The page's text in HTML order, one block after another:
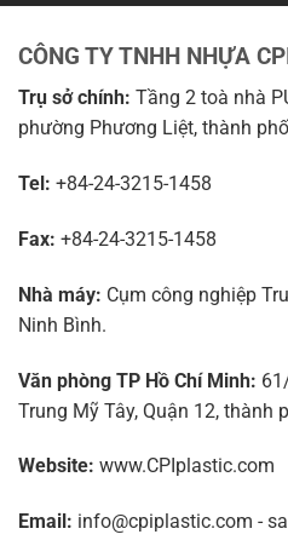
CÔNG TY TNHH NHỰA
Trụ sở chính: Tầng 2 toà nhà
phường Phương Liệt, thành
Tel: +84-24-3215-1458
Fax: +84-24-3215-1458
Nhà máy: Cụm công nghiệp
Ninh Bình.
Văn phòng TP Hồ Chí Minh:
Trung Mỹ Tây, Quận 12, thành
Website: www.CPIplastic.com
Email: info@cpiplastic.com -